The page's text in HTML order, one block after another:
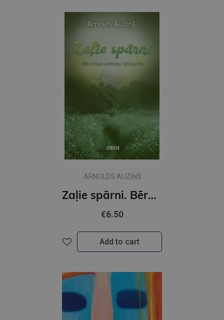
ARNOLDS AUZIŅŠ
Zaļie spārni. Bērnības atmiņu tēlojums
€6.50
Add to cart